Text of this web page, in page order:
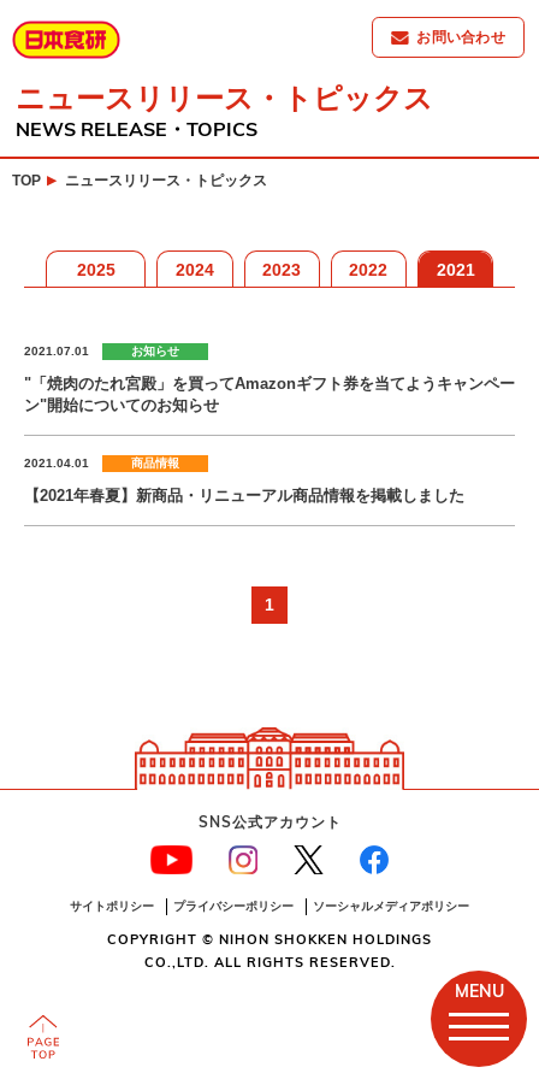
お問い合わせ
MENU
ニュースリリース・トピックス
NEWS RELEASE・TOPICS
TOP ニュースリリース・トピックス
2025 2024 2023 2022
2021
2021.07.01 お知らせ
"「焼肉のたれ宮殿」を買ってAmazonギフト券を当てようキャンペー
ン"開始についてのお知らせ
2021.04.01 商品情報
【2021年春夏】新商品・リニューアル商品情報を掲載しました
1
SNS公式アカウント
サイトポリシー プライバシーポリシー ソーシャルメディアポリシー
COPYRIGHT © NIHON SHOKKEN HOLDINGS
CO.,LTD. ALL RIGHTS RESERVED.